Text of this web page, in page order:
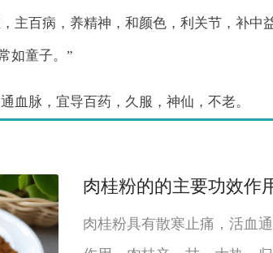
，主百病，养精神，和颜色，利关节，补
如童子。”
血脉，宜导百药，久服，神仙，不老。
肉桂粉的的主要功效作
肉桂粉具有散寒止痛，活血